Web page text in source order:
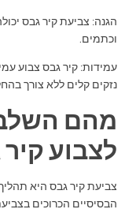
הגנה: צביעת קיר גבס
וכתמים.
עמידות: קיר גבס צבוע
נזקים קלים ללא צורך
מהם
לצבוע
צביעת קיר גבס היא
הבסיסיים הכרוכים